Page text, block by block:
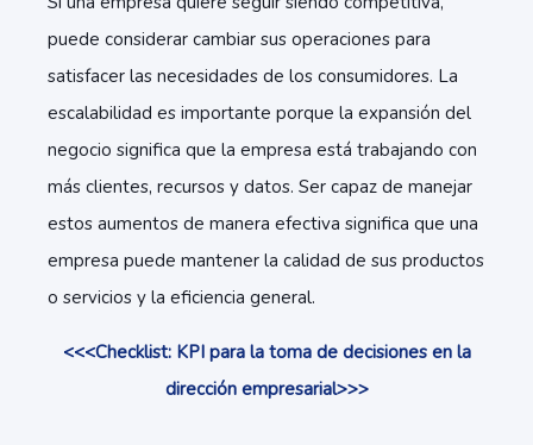
puede considerar cambiar sus operaciones para
satisfacer las necesidades de los consumidores. La
escalabilidad es importante porque la expansión del
negocio significa que la empresa está trabajando con
más clientes, recursos y datos. Ser capaz de manejar
estos aumentos de manera efectiva significa que una
empresa puede mantener la calidad de sus productos
o servicios y la eficiencia general.
<<<Checklist: KPI para la toma de decisiones en la
dirección empresarial>>>